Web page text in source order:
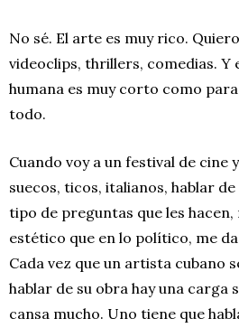
No sé. El arte es muy rico.
videoclips, thrillers, comedias. Y
humana es muy corto como
todo.
Cuando voy a un festival de cine
suecos, ticos, italianos, hablar de
tipo de preguntas que les
estético que en lo político, me
Cada vez que un artista cubano
hablar de su obra hay una carga
cansa mucho. Uno tiene que